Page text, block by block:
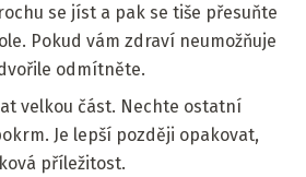
se jíst a pak se tiše přesuňte
Pokud vám zdraví neumožňuje
odmítněte.
velkou část. Nechte ostatní
Je lepší později opakovat,
příležitost.